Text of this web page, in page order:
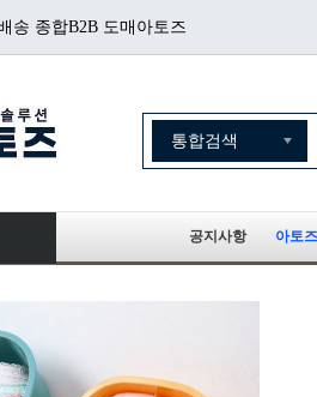
송 종합B2B 도매아토즈
공지사항 아토